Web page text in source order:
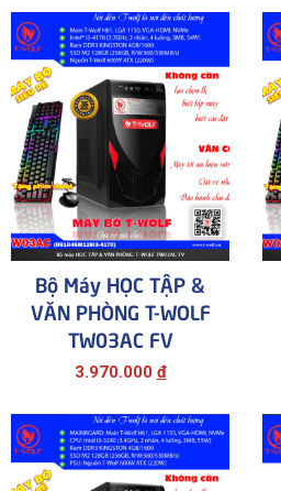
Bộ Máy HỌC TẬP &
VĂN PHÒNG T-WOLF
TW03AC FV
3.970.000 đ